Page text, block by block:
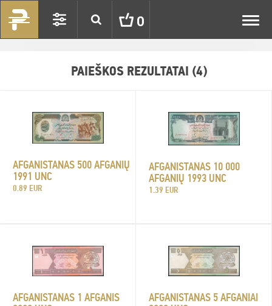
0
PAIEŠKOS REZULTATAI (4)
AFGANISTANAS 500 AFGANIŲ
1991 UNC
0.89 EUR
AFGANISTANAS 10 000
AFGANIŲ 1993 UNC
1.39 EUR
AFGANISTANAS 1 AFGANIS
AFGANISTANAS 5 AFGANIAI